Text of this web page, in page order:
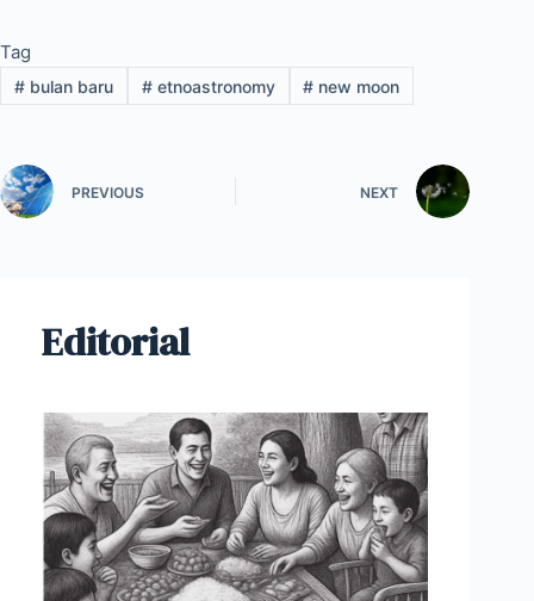
Tag
#bulan baru #etnoastronomy # new moon
PREVIOUS NEXT
Editorial